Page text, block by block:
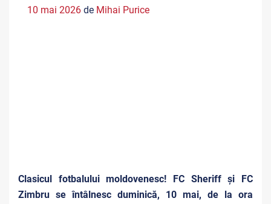
10 mai 2026 de Mihai Purice
Clasicul fotbalului moldovenesc! FC Sheriff și FC
Zimbru se întâlnesc duminică, 10 mai, de la ora